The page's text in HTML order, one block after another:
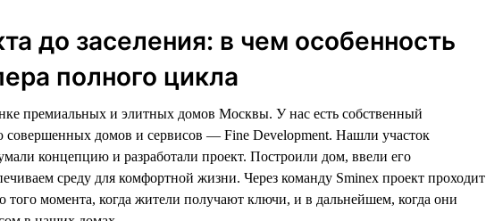
до заселения: в чем особенность
полного цикла
премиальных и элитных домов Москвы. У нас есть собственный
совершенных домов и сервисов — Fine Development. Нашли участок
концепцию и разработали проект. Построили дом, ввели его
среду для комфортной жизни. Через команду Sminex проект проходит
того момента, когда жители получают ключи, и в дальнейшем, когда они